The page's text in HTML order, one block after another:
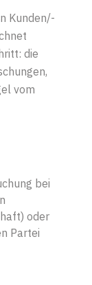
n Kunden/-
die
vom
bei
oder
Partei